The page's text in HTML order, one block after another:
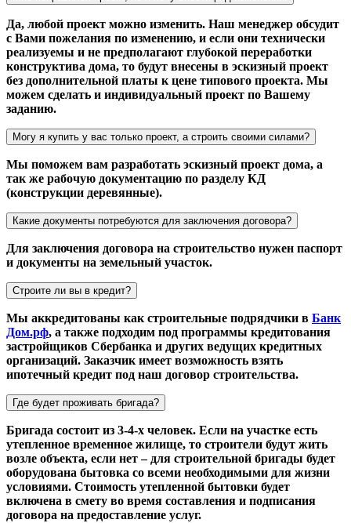
Да, любой проект можно изменить. Наш менеджер обсудит
с Вами пожелания по изменению, и если они технически
реализуемы и не предполагают глубокой переработки
конструктива дома, то будут внесены в эскизный проект
без дополнительной платы к цене типового проекта. Мы
можем сделать и индивидуальный проект по Вашему
заданию.
Могу я купить у вас только проект, а строить своими силами?
Мы поможем вам разработать эскизный проект дома, а
так же рабочую документацию по разделу КД
(конструкции деревянные).
Какие документы потребуются для заключения договора?
Для заключения договора на строительство нужен паспорт
и документы на земельный участок.
Строите ли вы в кредит?
Мы аккредитованы как строительные подрядчики в Банк
Дом.рф, а также подходим под программы кредитования
застройщиков Сбербанка и других ведущих кредитных
организаций. Заказчик имеет возможность взять
ипотечный кредит под наш договор строительства.
Где будет проживать бригада?
Бригада состоит из 3-4-х человек. Если на участке есть
утепленное временное жилище, то строители будут жить
возле объекта, если нет – для строительной бригады будет
оборудована бытовка со всеми необходимыми для жизни
условиями. Стоимость утепленной бытовки будет
включена в смету во время составления и подписания
договора на предоставление услуг.